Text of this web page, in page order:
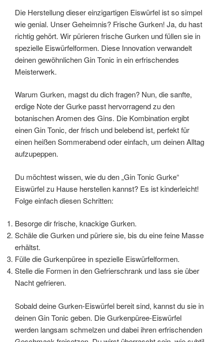
Die Herstellung dieser einzigartigen Eiswürfel ist so simpel
wie genial. Unser Geheimnis? Frische Gurken! Ja, du hast
richtig gehört. Wir pürieren frische Gurken und füllen sie in
spezielle Eiswürfelformen. Diese Innovation verwandelt
deinen gewöhnlichen Gin Tonic in ein erfrischendes
Meisterwerk.
Warum Gurken, magst du dich fragen? Nun, die sanfte,
erdige Note der Gurke passt hervorragend zu den
botanischen Aromen des Gins. Die Kombination ergibt
einen Gin Tonic, der frisch und belebend ist, perfekt für
einen heißen Sommerabend oder einfach, um deinen Alltag
aufzupeppen.
Du möchtest wissen, wie du den „Gin Tonic Gurke“
Eiswürfel zu Hause herstellen kannst? Es ist kinderleicht!
Folge einfach diesen Schritten:
Besorge dir frische, knackige Gurken.
Schäle die Gurken und püriere sie, bis du eine feine Masse
erhältst.
Fülle die Gurkenpüree in spezielle Eiswürfelformen.
Stelle die Formen in den Gefrierschrank und lass sie über
Nacht gefrieren.
Sobald deine Gurken-Eiswürfel bereit sind, kannst du sie in
deinen Gin Tonic geben. Die Gurkenpüree-Eiswürfel
werden langsam schmelzen und dabei ihren erfrischenden